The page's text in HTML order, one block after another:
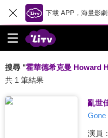
下載 APP，海量影
搜尋 "霍華德希克曼 Howard
共 1 筆結果
亂世
Gone
演員：